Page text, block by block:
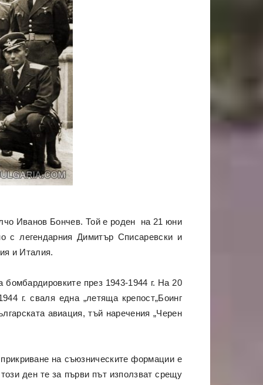
Иванов Бончев. Той е роден на 21 юни
с легендарния Димитър Списаревски и
и Италия.
през 1943-1944 г. На 20
г. сваля една „летяща крепост„Боинг
авиация, тъй наречения „Черен
на съюзническите формации е
ден те за първи път използват срещу